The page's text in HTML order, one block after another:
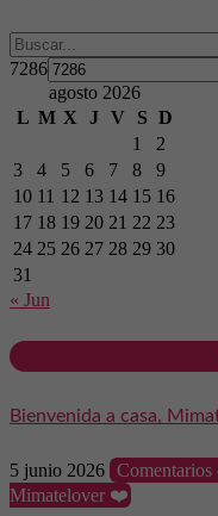
7286
agosto 2026
L M X J V S D
1
2
3
4 5 6 7 8
9
10 11 12 13 14 15 16
17 18 19 20 21 22 23
24 25 26 27 28 29 30
31
« Jun
Bienvenida a casa,
5 junio 2026 Comentarios
Mimatelover ❤️